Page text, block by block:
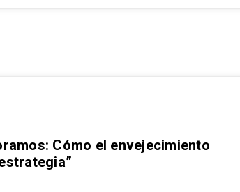
Cómo el envejecimiento